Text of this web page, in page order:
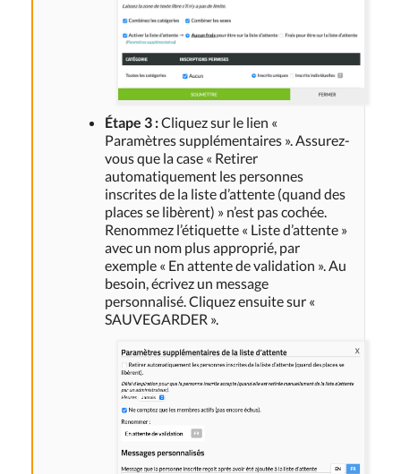
Étape 3 :Cliquez sur le lien «
Paramètres supplémentaires ». Assurez-
vous que la case « Retirer
automatiquement les personnes
inscrites de la liste d’attente (quand des
places se libèrent) » n’est pas cochée.
Renommez l’étiquette « Liste d’attente »
avec un nom plus approprié, par
exemple « En attente de validation ». Au
besoin, écrivez un message
personnalisé. Cliquez ensuite sur «
SAUVEGARDER ».